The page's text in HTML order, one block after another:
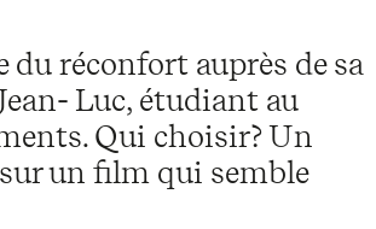
du réconfort auprès de sa
Luc, étudiant au
Qui choisir? Un
un film qui semble